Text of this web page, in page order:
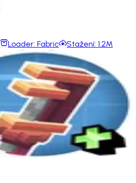
Loader: Fabric Stažení: 1.2M